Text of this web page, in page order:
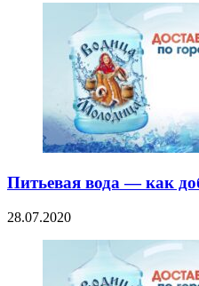
Питьевая вода — как
28.07.2020